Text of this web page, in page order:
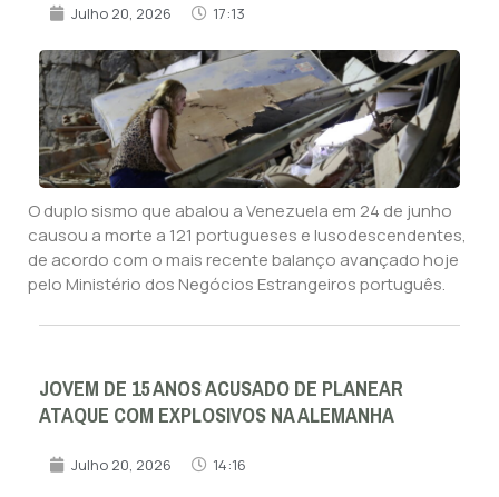
Julho 20, 2026 17:13
O duplo sismo que abalou a Venezuela em 24 de junho
causou a morte a 121 portugueses e lusodescendentes,
de acordo com o mais recente balanço avançado hoje
pelo Ministério dos Negócios Estrangeiros português.
JOVEM DE 15 ANOS ACUSADO DE PLANEAR
ATAQUE COM EXPLOSIVOS NA ALEMANHA
Julho 20, 2026 14:16